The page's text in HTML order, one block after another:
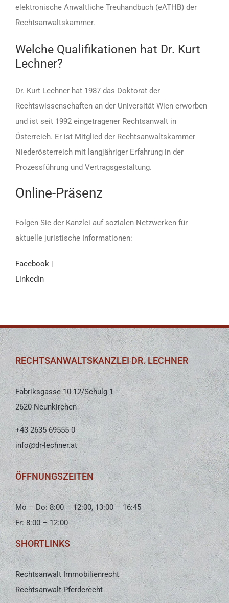
elektronische Anwaltliche Treuhandbuch (eATHB) der
Rechtsanwaltskammer.
Welche Qualifikationen hat Dr. Kurt
Lechner?
Dr. Kurt Lechner hat 1987 das Doktorat der
Rechtswissenschaften an der Universität Wien erworben
und ist seit 1992 eingetragener Rechtsanwalt in
Österreich. Er ist Mitglied der Rechtsanwaltskammer
Niederösterreich mit langjähriger Erfahrung in der
Prozessführung und Vertragsgestaltung.
Online-Präsenz
Folgen Sie der Kanzlei auf sozialen Netzwerken für
aktuelle juristische Informationen:
Facebook|
LinkedIn
RECHTSANWALTSKANZLEI DR. LECHNER
Fabriksgasse 10-12/Schulg 1
2620 Neunkirchen
+43 2635 69555-0
info@dr-lechner.at
ÖFFNUNGSZEITEN
Mo – Do: 8:00 – 12:00, 13:00 – 16:45
Fr: 8:00 – 12:00
SHORTLINKS
Rechtsanwalt Immobilienrecht
Rechtsanwalt Pferderecht